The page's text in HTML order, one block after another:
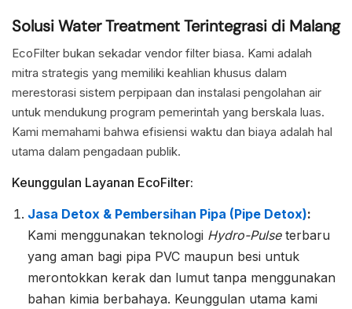
Solusi Water Treatment Terintegrasi di Malang
EcoFilter bukan sekadar vendor filter biasa. Kami adalah
mitra strategis yang memiliki keahlian khusus dalam
merestorasi sistem perpipaan dan instalasi pengolahan air
untuk mendukung program pemerintah yang berskala luas.
Kami memahami bahwa efisiensi waktu dan biaya adalah hal
utama dalam pengadaan publik.
Keunggulan Layanan EcoFilter:
Jasa Detox & Pembersihan Pipa (Pipe Detox):
Kami menggunakan teknologi Hydro-Pulseterbaru
yang aman bagi pipa PVC maupun besi untuk
merontokkan kerak dan lumut tanpa menggunakan
bahan kimia berbahaya. Keunggulan utama kami